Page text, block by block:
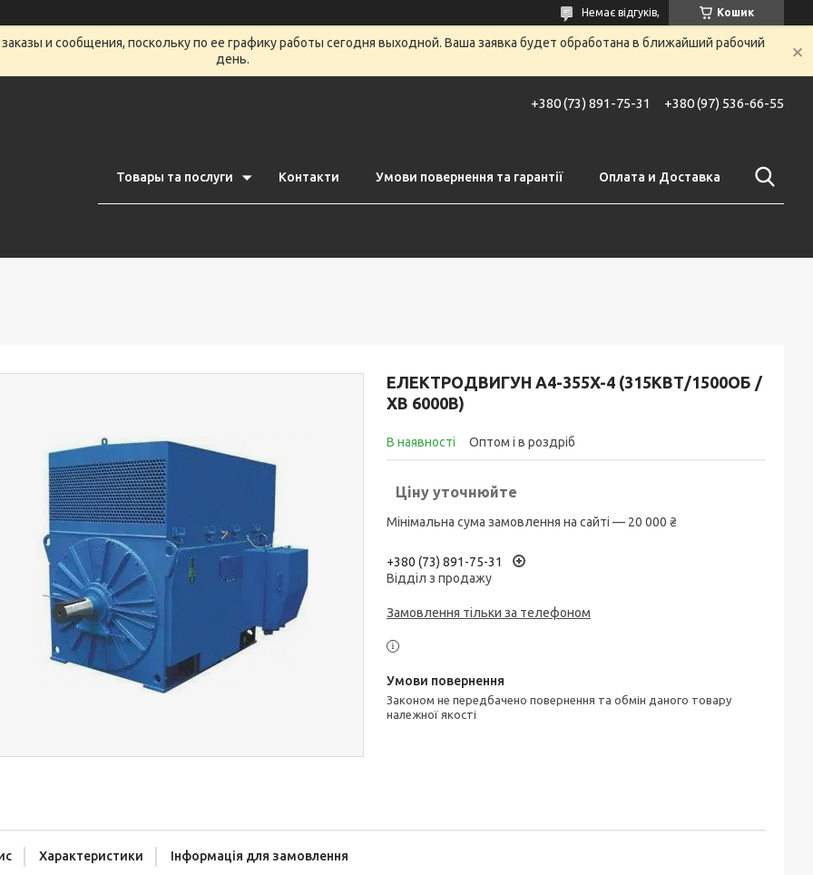
Кошик
Немає відгуків,
и сообщения, поскольку по ее графику работы сегодня выходной. Ваша заявка будет обработана в ближайший рабочий
день.
+380 (73) 891-75-31 +380 (97) 536-66-55
Товары та послуги Контакти Умови повернення та гарантії Оплата и Доставка
ЕЛЕКТРОДВИГУН А4-355X-4 (315КВТ/1500ОБ /
ХВ 6000В)
В наявності Оптом і в роздріб
Ціну уточнюйте
Мінімальна сума замовлення на сайті — 20 000 ₴
+380 (73) 891-75-31
Відділ з продажу
Замовлення тільки за телефоном
Законом не передбачено повернення та обмін даного товару
належної якості
Характеристики Інформація для замовлення